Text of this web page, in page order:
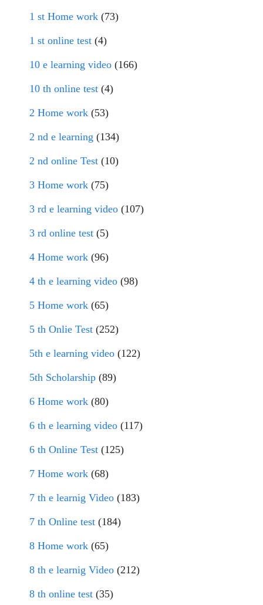
1 st Home work (73)
1 st online test (4)
10 e learning video (166)
10 th online test (4)
2 Home work (53)
2 nd e learning (134)
2 nd online Test (10)
3 Home work (75)
3 rd e learning video (107)
3 rd online test (5)
4 Home work (96)
4 th e learning video (98)
5 Home work (65)
5 th Onlie Test (252)
5th e learning video (122)
5th Scholarship (89)
6 Home work (80)
6 th e learning video (117)
6 th Online Test (125)
7 Home work (68)
7 th e learnig Video (183)
7 th Online test (184)
8 Home work (65)
8 th e learnig Video (212)
8 th online test (35)